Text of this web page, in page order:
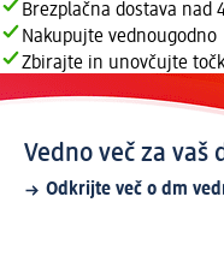
Brezplačna dostava nad
Nakupujte vednougodno
Zbirajte in unovčujte
Vedno več za vaš
Odkrijte več o dm